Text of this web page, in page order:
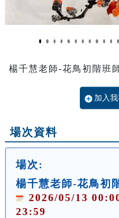
楊千慧老師-花鳥初階班
加入
場次資料
場次:
楊千慧老師-花鳥初
2026/05/13
23:59